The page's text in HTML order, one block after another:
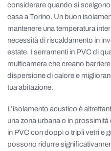
considerare quando si
casa a Torino. Un buon
mantenere una temperatura
necessità di riscaldamento in
estate. I serramenti in PVC di
multicamera che creano
dispersione di calore e
tua abitazione.
L’isolamento acustico è
una zona urbana o in
in PVC con doppi o tripli vetri e
possono ridurre